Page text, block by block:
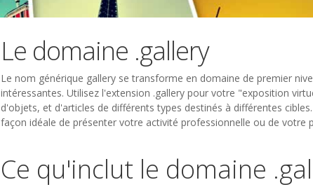
Le domaine .gallery
Le nom générique gallery se transforme en domaine de premier
intéressantes. Utilisez l'extension .gallery pour votre "exposition
d'objets, et d'articles de différents types destinés à différentes
façon idéale de présenter votre activité professionnelle ou de votre
Ce qu'inclut le domaine